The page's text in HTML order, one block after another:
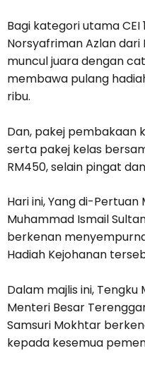
Bagi kategori utama CEI
Norsyafriman Azlan
muncul juara dengan
membawa pulang
ribu.
Dan, pakej pembakaan
serta pakej kelas
RM450, selain pingat
Hari ini, Yang di-
Muhammad Ismail
berkenan
Hadiah Kejohanan
Dalam majlis ini,
Menteri Besar
Samsuri Mokhtar
kepada kesemua